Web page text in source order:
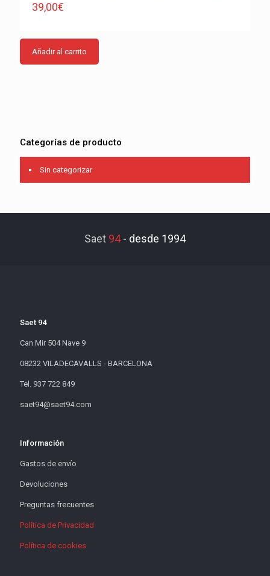
39,00€
Añadir al carrito
Categorías de producto
Sin categorizar
Saet 94- desde 1994
Saet 94
Can Mir 504 Nave 9
08232 VILADECAVALLS - BARCELONA
Tel. 937 722 849
saet94@saet94.com
Información
Gastos de envío
Devoluciones
Preguntas frecuentes
Política de Privacidad
Política de cookies